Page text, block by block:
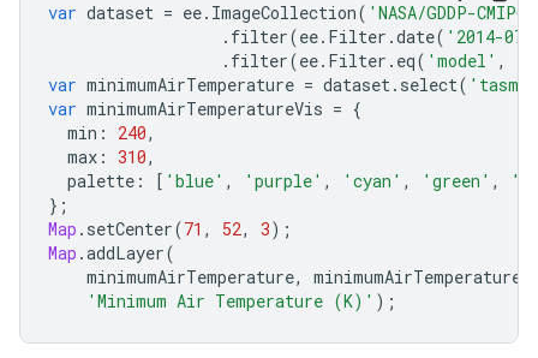
var dataset = ee. ImageCollection( 'NASA/GDDP-CMIP6'
. filter(ee. Filter .date( '2014-
. filter(ee. Filter . eq( 'model' ,
var minimumAirTemperature = dataset. select(
var minimumAirTemperatureVis = {
min : 240,
max : 310,
palette : [ 'blue' , 'purple' , 'cyan' , 'green' ,
};
Map . setCenter(71 , 52, 3);
Map .addLayer(
minimumAirTemperature,
'Minimum Air Temperature (K)' );